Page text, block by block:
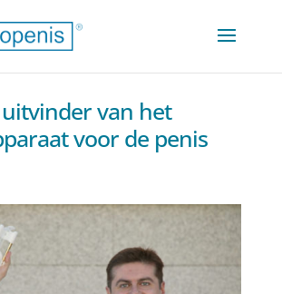
uitvinder van het
voor de penis